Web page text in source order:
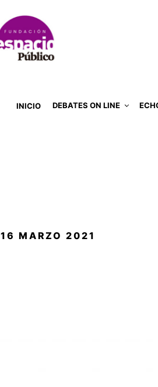
INICIO DEBATES ON LINE
PUBLICADO
16 MARZO 2021